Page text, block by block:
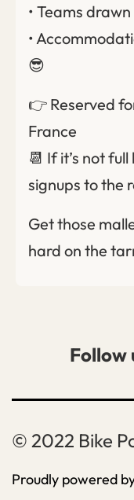
• Teams
•
😎
👉 Reserved
France
📆 If it’s not
signups to the
Get those
hard on the
Follow
Bike
Proudly powered